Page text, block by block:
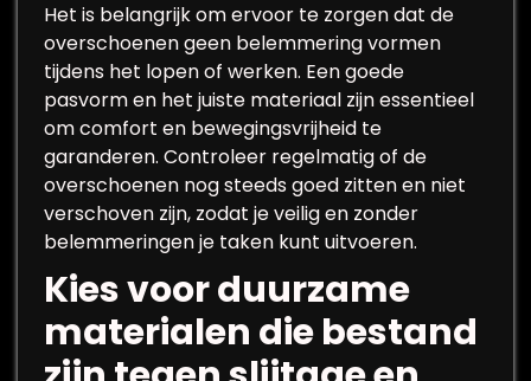
Het is belangrijk om ervoor te zorgen dat de
overschoenen geen belemmering vormen
tijdens het lopen of werken. Een goede
pasvorm en het juiste materiaal zijn essentieel
om comfort en bewegingsvrijheid te
garanderen. Controleer regelmatig of de
overschoenen nog steeds goed zitten en niet
verschoven zijn, zodat je veilig en zonder
belemmeringen je taken kunt uitvoeren.
Kies voor duurzame
materialen die bestand